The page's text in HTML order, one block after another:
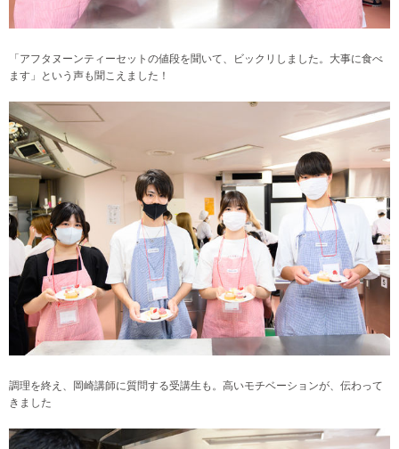
「アフタヌーンティーセットの値段を聞いて、ビックリしました。大事に食べ
ます 」という声も聞こえました！
調理を終え、岡崎講師に質問する受講生も。高いモチベーションが、伝わって
きました